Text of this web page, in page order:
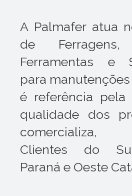
A Palmafer atua
de Ferragens,
Ferramentas e
para
é referência pela
qualidade dos
comercializa,
Clientes do
Paraná e Oeste